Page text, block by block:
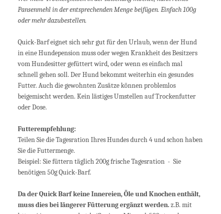
Pansenmehl in der entsprechenden Menge beifügen. Einfach 100g
oder mehr dazubestellen.
Quick-Barf eignet sich sehr gut für den Urlaub, wenn der Hund
in eine Hundepension muss oder wegen Krankheit des Besitzers
vom Hundesitter gefüttert wird, oder wenn es einfach mal
schnell gehen soll. Der Hund bekommt weiterhin ein gesundes
Futter. Auch die gewohnten Zusätze können problemlos
beigemischt werden. Kein lästiges Umstellen auf Trockenfutter
oder Dose.
Futterempfehlung:
Teilen Sie die Tagesration Ihres Hundes durch 4 und schon haben
Sie die Futtermenge.
Beispiel: Sie füttern täglich 200g frische Tagesration - Sie
benötigen 50g Quick-Barf.
Da der Quick Barf keine Innereien, Öle und Knochen enthält,
muss dies bei längerer Fütterung ergänzt werden.z.B. mit